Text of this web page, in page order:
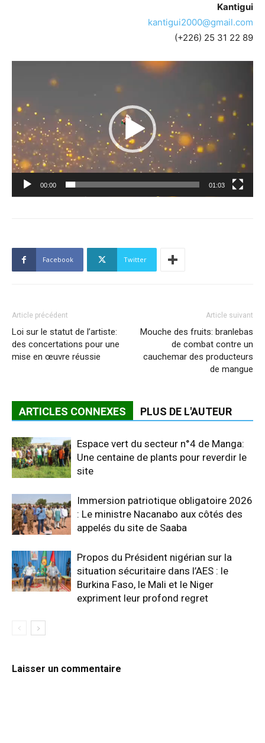
Kantigui
kantigui2000@gmail.com
(+226) 25 31 22 89
Lecteur
00:00 01:03
Facebook Twitter
Article précédent
Loi sur le statut de l’artiste:
des concertations pour une
mise en œuvre réussie
Article suivant
Mouche des fruits: branlebas
de combat contre un
cauchemar des producteurs
de mangue
ARTICLES CONNEXES PLUS DE L'AUTEUR
Espace vert du secteur n°4 de Manga:
Une centaine de plants pour reverdir le
site
Immersion patriotique obligatoire 2026
: Le ministre Nacanabo aux côtés des
appelés du site de Saaba
Propos du Président nigérian sur la
situation sécuritaire dans l’AES : le
Burkina Faso, le Mali et le Niger
expriment leur profond regret
Laisser un commentaire